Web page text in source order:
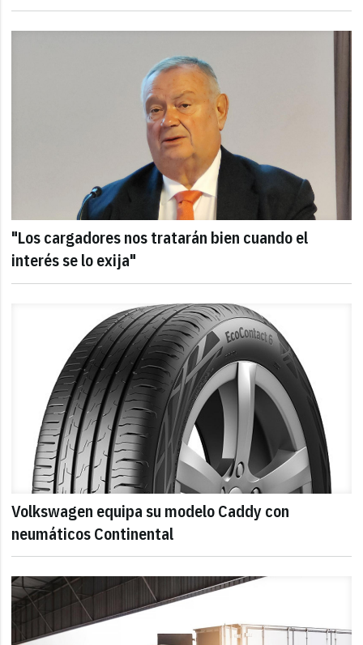
"Los cargadores nos tratarán bien cuando el
interés se lo exija"
Volkswagen equipa su modelo Caddy con
neumáticos Continental